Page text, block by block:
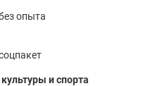
опыта
и спорта